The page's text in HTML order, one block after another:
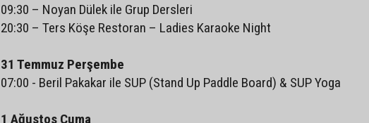
09:30 – Noyan Dülek ile Grup Dersleri
20:30 – Ters Köşe Restoran – Ladies Karaoke Night
31 Temmuz Perşembe
07:00 - Beril Pakakar ile SUP (Stand Up Paddle Board) & SUP Yoga
1 Ağustos Cuma